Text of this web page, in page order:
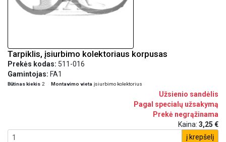
Tarpiklis, įsiurbimo kolektoriaus korpusas
Prekės kodas: 511-016
Gamintojas: FA1
Būtinas kiekis 2 Montavimo vieta įsiurbimo kolektorius
Užsienio sandėlis
Pagal specialų užsakymą
Prekė negrąžinama
Kaina: 3,25 €
į krepšelį